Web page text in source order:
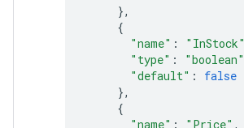
},
{
"name" : "InStock"
"type" : "boolean"
"default" :
false
},
{
"name" : "Price" ,